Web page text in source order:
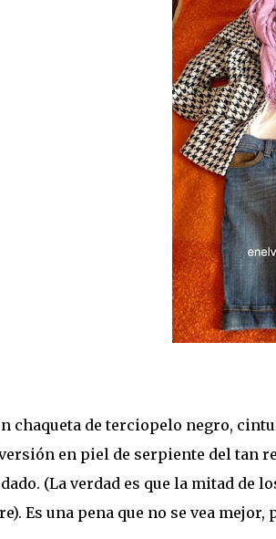
chaqueta de terciopelo negro,
en piel de serpiente del tan
(La verdad es que la mitad de
Es una pena que no se vea